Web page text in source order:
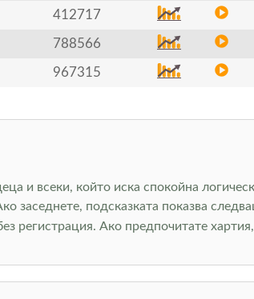
412717
788566
967315
и всеки, който иска спокойна
заседнете, подсказката показва
регистрация. Ако предпочитате